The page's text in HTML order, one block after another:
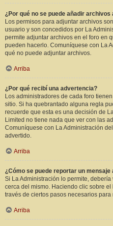
¿Por qué no se puede añadir archivos
Los permisos para adjuntar archivos
usuario y son concedidos por La
permite adjuntar archivos en el foro en
pueden hacerlo. Comuníquese con La
qué no puede adjuntar archivos.
Arriba
¿Por qué recibí una advertencia?
Los administradores de cada foro
sitio. Si ha quebrantado alguna regla
recuerde que esta es una decisión de
Limited no tiene nada que ver con las
Comuníquese con La Administración
advertido.
Arriba
¿Cómo se puede reportar un mensaje
Si La Administración lo permite,
cerca del mismo. Haciendo clic sobre
través de ciertos pasos necesarios
Arriba